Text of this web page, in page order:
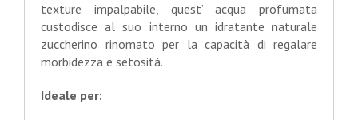
texture impalpabile, quest’ acqua profumata
custodisce al suo interno un idratante naturale
zuccherino rinomato per la capacità di regalare
morbidezza e setosità.
Ideale per: